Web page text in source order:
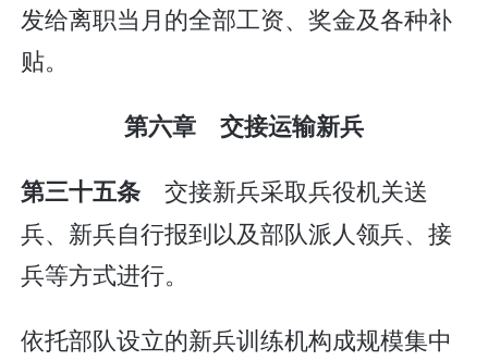
发给离职当月的全部工资、奖金及各种补
贴。
第六章 交接运输新兵
第三十五条 交接新兵采取兵役机关送
兵、新兵自行报到以及部队派人领兵、接
兵等方式进行。
依托部队设立的新兵训练机构成规模集中